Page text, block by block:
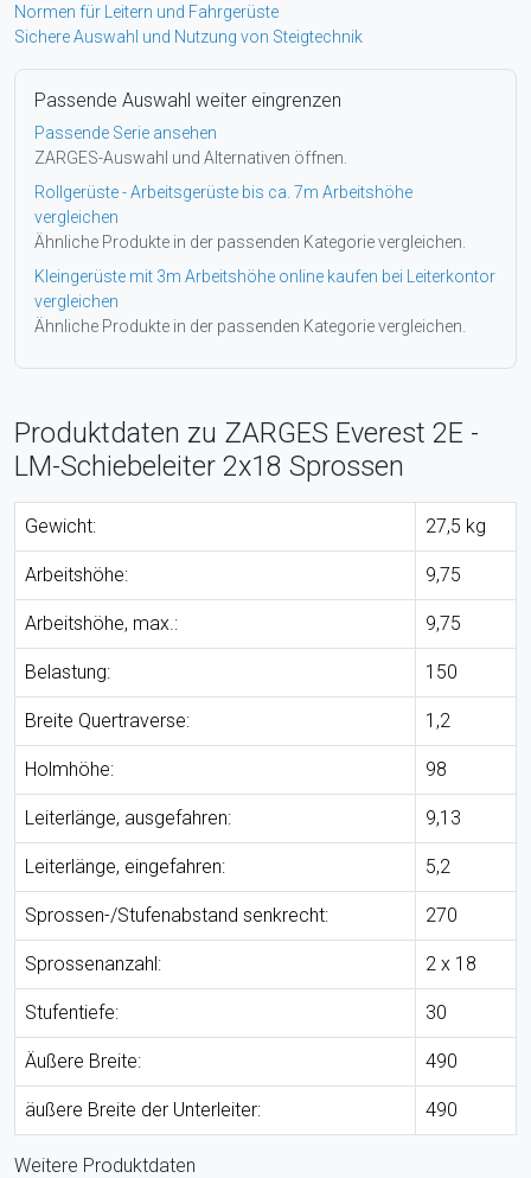
Normen für Leitern und Fahrgerüste
Sichere Auswahl und Nutzung von Steigtechnik
Passende Auswahl weiter eingrenzen
Passende Serie ansehen
ZARGES-Auswahl und Alternativen öffnen.
Rollgerüste - Arbeitsgerüste bis ca. 7m Arbeitshöhe
vergleichen
Ähnliche Produkte in der passenden Kategorie vergleichen.
Kleingerüste mit 3m Arbeitshöhe online kaufen bei Leiterkontor
vergleichen
Ähnliche Produkte in der passenden Kategorie vergleichen.
Produktdaten zu ZARGES Everest 2E -
LM-Schiebeleiter 2x18 Sprossen
Gewicht: 27,5 kg
Arbeitshöhe: 9,75
Arbeitshöhe, max.: 9,75
Belastung: 150
Breite Quertraverse: 1,2
Holmhöhe: 98
Leiterlänge, ausgefahren: 9,13
Leiterlänge, eingefahren: 5,2
Sprossen-/Stufenabstand senkrecht: 270
Sprossenanzahl: 2 x 18
Stufentiefe: 30
Äußere Breite: 490
äußere Breite der Unterleiter: 490
Weitere Produktdaten